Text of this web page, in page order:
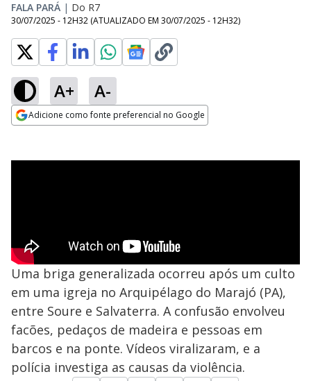
FALA PARÁ | Do R7
30/07/2025 - 12H32 (ATUALIZADO EM 30/07/2025 - 12H32)
A+ A-
Adicione como fonte preferencial no Google
Uma briga generalizada ocorreu após um culto
em uma igreja no Arquipélago do Marajó (PA),
entre Soure e Salvaterra. A confusão envolveu
facões, pedaços de madeira e pessoas em
barcos e na ponte. Vídeos viralizaram, e a
polícia investiga as causas da violência.